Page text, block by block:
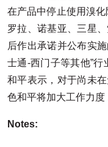
在产品中停止使用溴
罗拉、诺基亚、三星
后作出承诺并公布实
士通-西门子等其他”行
和平表示，对于尚未
色和平将加大工作力度
Notes: